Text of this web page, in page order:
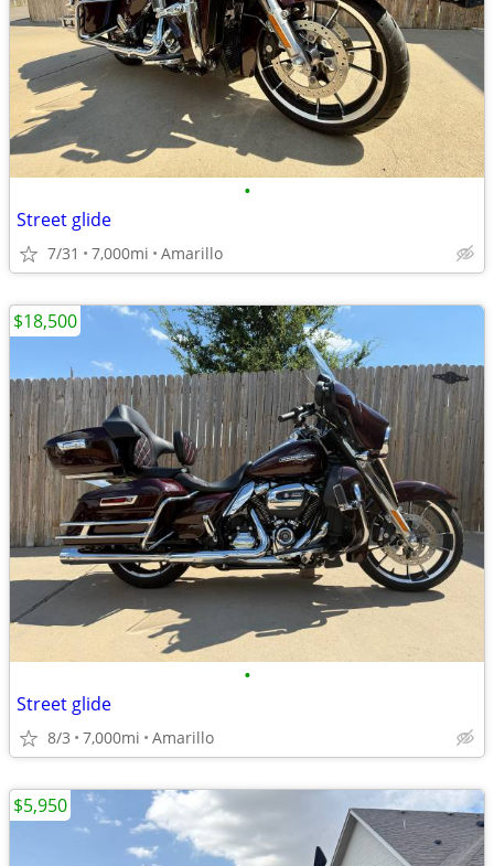
•
Street glide
7/31 7,000mi Amarillo
•
Street glide
8/3 7,000mi Amarillo
$18,500
$5,950